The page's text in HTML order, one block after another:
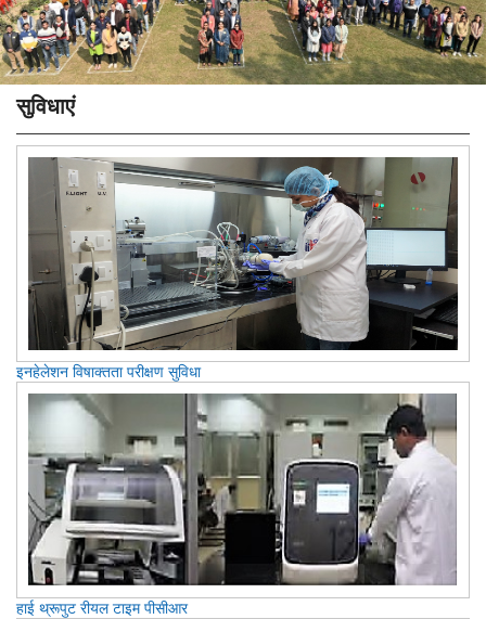
सुविधाएं
इनहेलेशन विषाक्तता परीक्षण सुविधा
हाई थ्रूपुट रीयल टाइम पीसीआर